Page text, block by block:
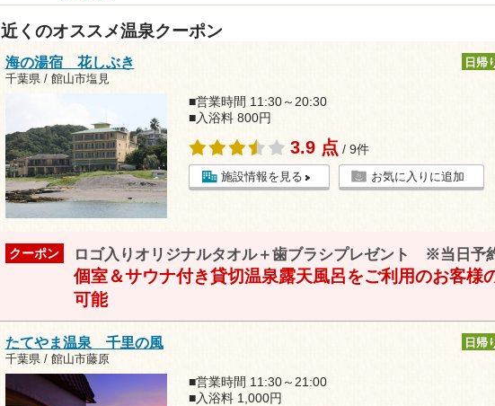
近くのオススメ温泉クーポン
海の湯宿 花しぶき
千葉県 / 館山市塩見
日帰
■営業時間 11:30～20:30
■入浴料 800円
3.9 点 / 9件
施設情報を見る お気に入りに追加
クーポン ロゴ入りオリジナルタオル＋歯ブラシプレゼント ※当日予
個室＆サウナ付き貸切温泉露天風呂をご利用のお客様
可能
たてやま温泉 千里の風
千葉県 / 館山市藤原
日帰
■営業時間 11:30～21:00
■入浴料 1,000円